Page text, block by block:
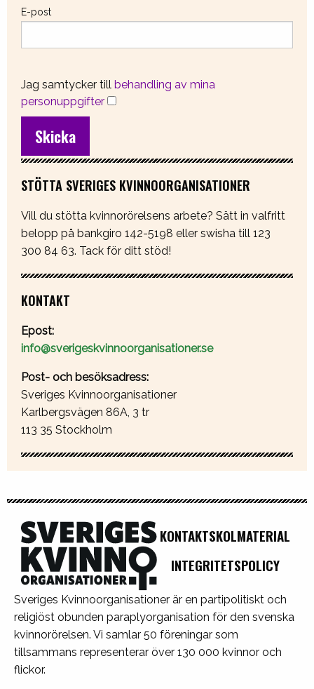
E-post
Jag samtycker till behandling av mina
personuppgifter
STÖTTA SVERIGES KVINNOORGANISATIONER
Vill du stötta kvinnorörelsens arbete? Sätt in valfritt
belopp på bankgiro 142-5198 eller swisha till 123
300 84 63. Tack för ditt stöd!
KONTAKT
Epost:
info@sverigeskvinnoorganisationer.se
Post- och besöksadress:
Sveriges Kvinnoorganisationer
Karlbergsvägen 86A, 3 tr
113 35 Stockholm
Sveriges Kvinnoorganisationer är en partipolitiskt och
religiöst obunden paraplyorganisation för den svenska
kvinnorörelsen. Vi samlar 50 föreningar som
tillsammans representerar över 130 000 kvinnor och
flickor.
KONTAKTSKOLMATERIAL
INTEGRITETSPOLICY